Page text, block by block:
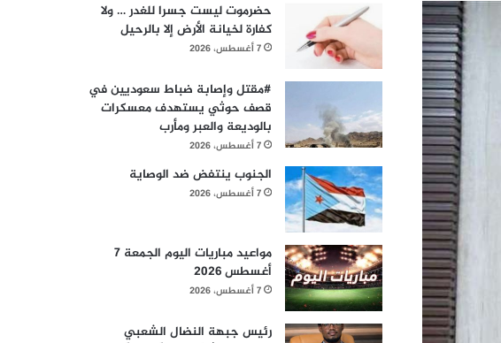
حضرموت ليست جسرا للغدر … ولا
كفارة لخيانة الأرض إلا بالرحيل
7 أغسطس، 2026
#مقتل وإصابة ضباط سعوديين في
قصف حوثي يستهدف معسكرات
بالوديعة والعبر ومأرب
7 أغسطس، 2026
الجنوب ينتفض ضد الوصاية
7 أغسطس، 2026
مواعيد مباريات اليوم الجمعة 7
أغسطس 2026
7 أغسطس، 2026
رئيس جبهة النضال الشعبي